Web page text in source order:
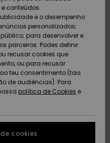
de
conteúdos
e o desempenho
personalizados;
para desenvolver e
parceiros. Podes definir
recusar cookies que
ou para recusar
teu consentimento (tais
de audiências). Para
política de Cookies e
cookies